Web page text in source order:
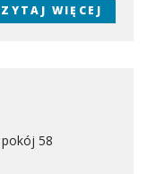
WIĘCEJ
58